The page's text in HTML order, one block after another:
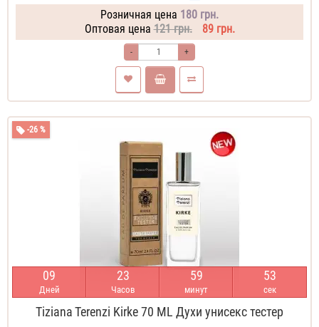
Розничная цена 180 грн.
Оптовая цена 121 грн. 89 грн.
- +
-26 %
09
Дней
23
Часов
59
минут
52
сек
Tiziana Terenzi Kirke 70 ML Духи унисекс тестер